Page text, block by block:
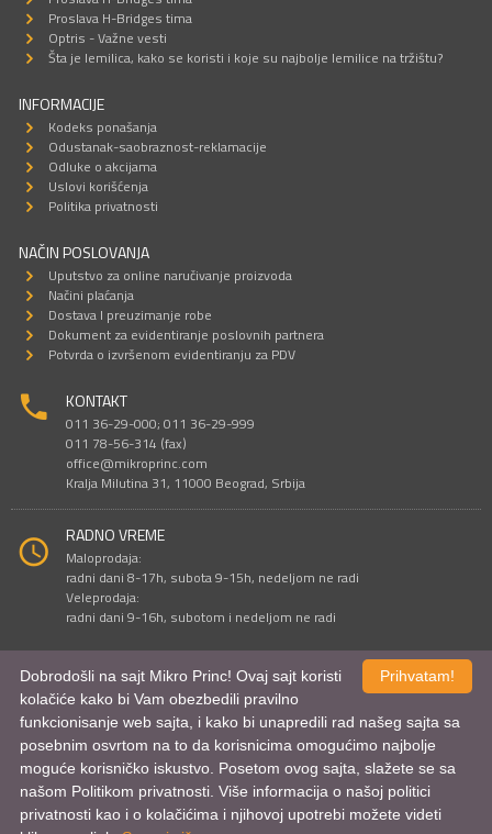
Proslava H-Bridges tima
Optris - Važne vesti
Šta je lemilica, kako se koristi i koje su najbolje lemilice na tržištu?
INFORMACIJE
Kodeks ponašanja
Odustanak-saobraznost-reklamacije
Odluke o akcijama
Uslovi korišćenja
Politika privatnosti
NAČIN POSLOVANJA
Uputstvo za online naručivanje proizvoda
Načini plaćanja
Dostava I preuzimanje robe
Dokument za evidentiranje poslovnih partnera
Potvrda o izvršenom evidentiranju za PDV
KONTAKT
011 36-29-000; 011 36-29-999
011 78-56-314 (fax)
office@mikroprinc.com
Kralja Milutina 31, 11000 Beograd, Srbija
RADNO VREME
Maloprodaja:
radni dani 8-17h, subota 9-15h, nedeljom ne radi
Veleprodaja:
radni dani 9-16h, subotom i nedeljom ne radi
Sve cene su iskazane u dinarima. PDV je uračunat u cenu.
© Mikro Princ 1999 - 2026. Sva prava su zadržana.
Kreirao*nbgcreator |Izdrada Internet prodavnice, Izrada sajtai mobilnih
aplikacijaiSEO optimizacija
Prihvatam!
Dobrodošli na sajt Mikro Princ! Ovaj sajt koristi
kolačiće kako bi Vam obezbedili pravilno
funkcionisanje web sajta, i kako bi unapredili rad našeg sajta sa
posebnim osvrtom na to da korisnicima omogućimo najbolje
moguće korisničko iskustvo. Posetom ovog sajta, slažete se sa
našom Politikom privatnosti. Više informacija o našoj politici
privatnosti kao i o kolačićima i njihovoj upotrebi možete videti